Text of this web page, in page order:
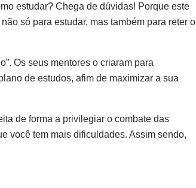
estudar? Chega de dúvidas! Porque este
só para estudar, mas também para reter o
Os seus mentores o criaram para
de estudos, afim de maximizar a sua
de forma a privilegiar o combate das
você tem mais dificuldades. Assim sendo,